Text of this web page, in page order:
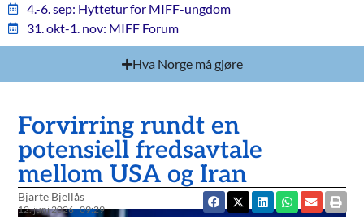
4.-6. sep: Hyttetur for MIFF-ungdom
31. okt-1. nov: MIFF Forum
Hva Norge må gjøre
Forvirring rundt en
potensiell fredsavtale
mellom USA og Iran
Bjarte Bjellås
12. juni 2026 09:29